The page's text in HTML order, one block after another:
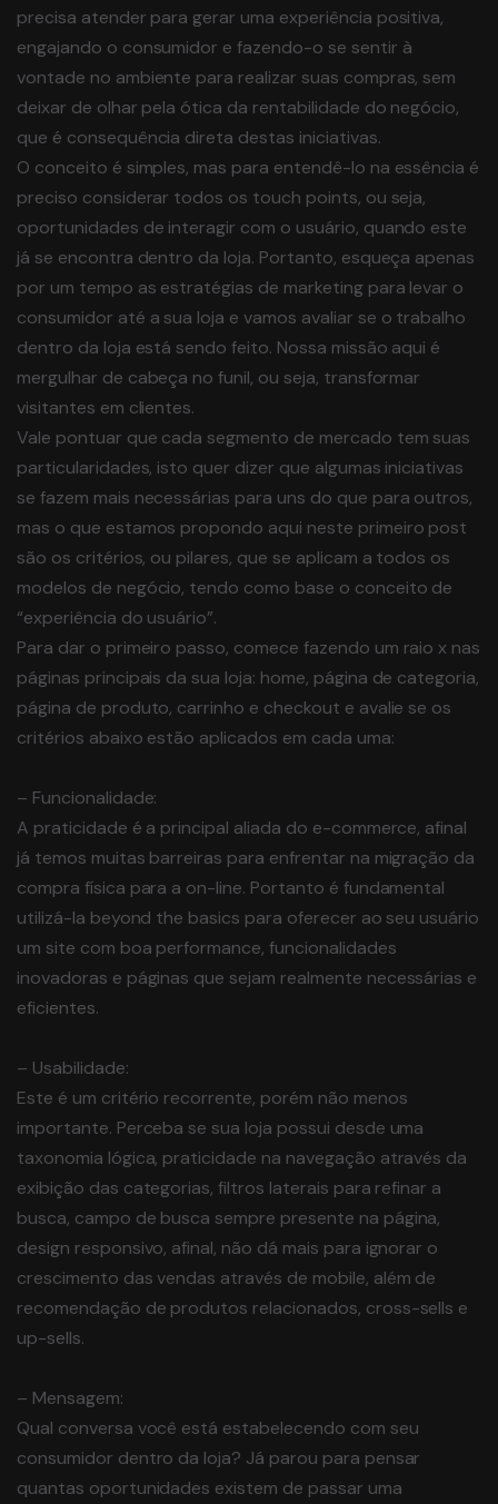
precisa atender para gerar uma experiência positiva,
engajando o consumidor e fazendo-o se sentir à
vontade no ambiente para realizar suas compras, sem
deixar de olhar pela ótica da rentabilidade do negócio,
que é consequência direta destas iniciativas.
O conceito é simples, mas para entendê-lo na essência é
preciso considerar todos os touch points, ou seja,
oportunidades de interagir com o usuário, quando este
já se encontra dentro da loja. Portanto, esqueça apenas
por um tempo as estratégias de marketing para levar o
consumidor até a sua loja e vamos avaliar se o trabalho
dentro da loja está sendo feito. Nossa missão aqui é
mergulhar de cabeça no funil, ou seja, transformar
visitantes em clientes.
Vale pontuar que cada segmento de mercado tem suas
particularidades, isto quer dizer que algumas iniciativas
se fazem mais necessárias para uns do que para outros,
mas o que estamos propondo aqui neste primeiro post
são os critérios, ou pilares, que se aplicam a todos os
modelos de negócio, tendo como base o conceito de
“experiência do usuário”.
Para dar o primeiro passo, comece fazendo um raio x nas
páginas principais da sua loja: home, página de categoria,
página de produto, carrinho e checkout e avalie se os
critérios abaixo estão aplicados em cada uma:
– Funcionalidade:
A praticidade é a principal aliada do e-commerce, afinal
já temos muitas barreiras para enfrentar na migração da
compra física para a on-line. Portanto é fundamental
utilizá-la beyond the basics para oferecer ao seu usuário
um site com boa performance, funcionalidades
inovadoras e páginas que sejam realmente necessárias e
eficientes.
– Usabilidade:
Este é um critério recorrente, porém não menos
importante. Perceba se sua loja possui desde uma
taxonomia lógica, praticidade na navegação através da
exibição das categorias, filtros laterais para refinar a
busca, campo de busca sempre presente na página,
design responsivo, afinal, não dá mais para ignorar o
crescimento das vendas através de mobile, além de
recomendação de produtos relacionados, cross-sells e
up-sells.
– Mensagem:
Qual conversa você está estabelecendo com seu
consumidor dentro da loja? Já parou para pensar
quantas oportunidades existem de passar uma